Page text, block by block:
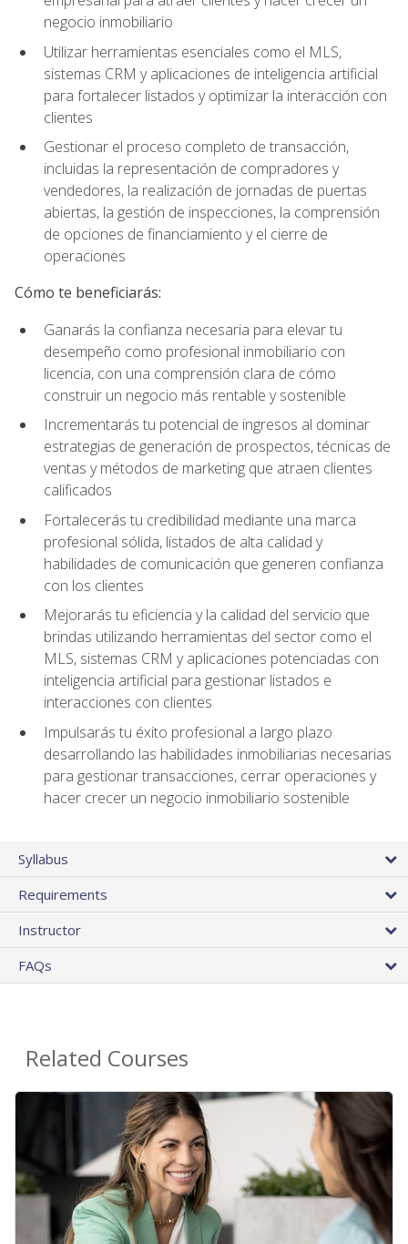
negocio inmobiliario
Utilizar herramientas esenciales como el MLS,
sistemas CRM y aplicaciones de inteligencia artificial
para fortalecer listados y optimizar la interacción con
clientes
Gestionar el proceso completo de transacción,
incluidas la representación de compradores y
vendedores, la realización de jornadas de puertas
abiertas, la gestión de inspecciones, la comprensión
de opciones de financiamiento y el cierre de
operaciones
Cómo te beneficiarás:
Ganarás la confianza necesaria para elevar tu
desempeño como profesional inmobiliario con
licencia, con una comprensión clara de cómo
construir un negocio más rentable y sostenible
Incrementarás tu potencial de ingresos al dominar
estrategias de generación de prospectos, técnicas de
ventas y métodos de marketing que atraen clientes
calificados
Fortalecerás tu credibilidad mediante una marca
profesional sólida, listados de alta calidad y
habilidades de comunicación que generen confianza
con los clientes
Mejorarás tu eficiencia y la calidad del servicio que
brindas utilizando herramientas del sector como el
MLS, sistemas CRM y aplicaciones potenciadas con
inteligencia artificial para gestionar listados e
interacciones con clientes
Impulsarás tu éxito profesional a largo plazo
desarrollando las habilidades inmobiliarias necesarias
para gestionar transacciones, cerrar operaciones y
hacer crecer un negocio inmobiliario sostenible
Syllabus
Requirements
Instructor
FAQs
Related Courses